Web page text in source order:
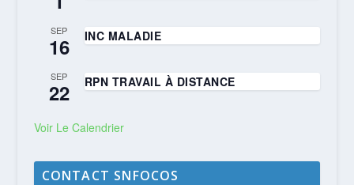
SEP
16 INC MALADIE
SEP
22 RPN TRAVAIL À DISTANCE
Voir Le Calendrier
CONTACT SNFOCOS